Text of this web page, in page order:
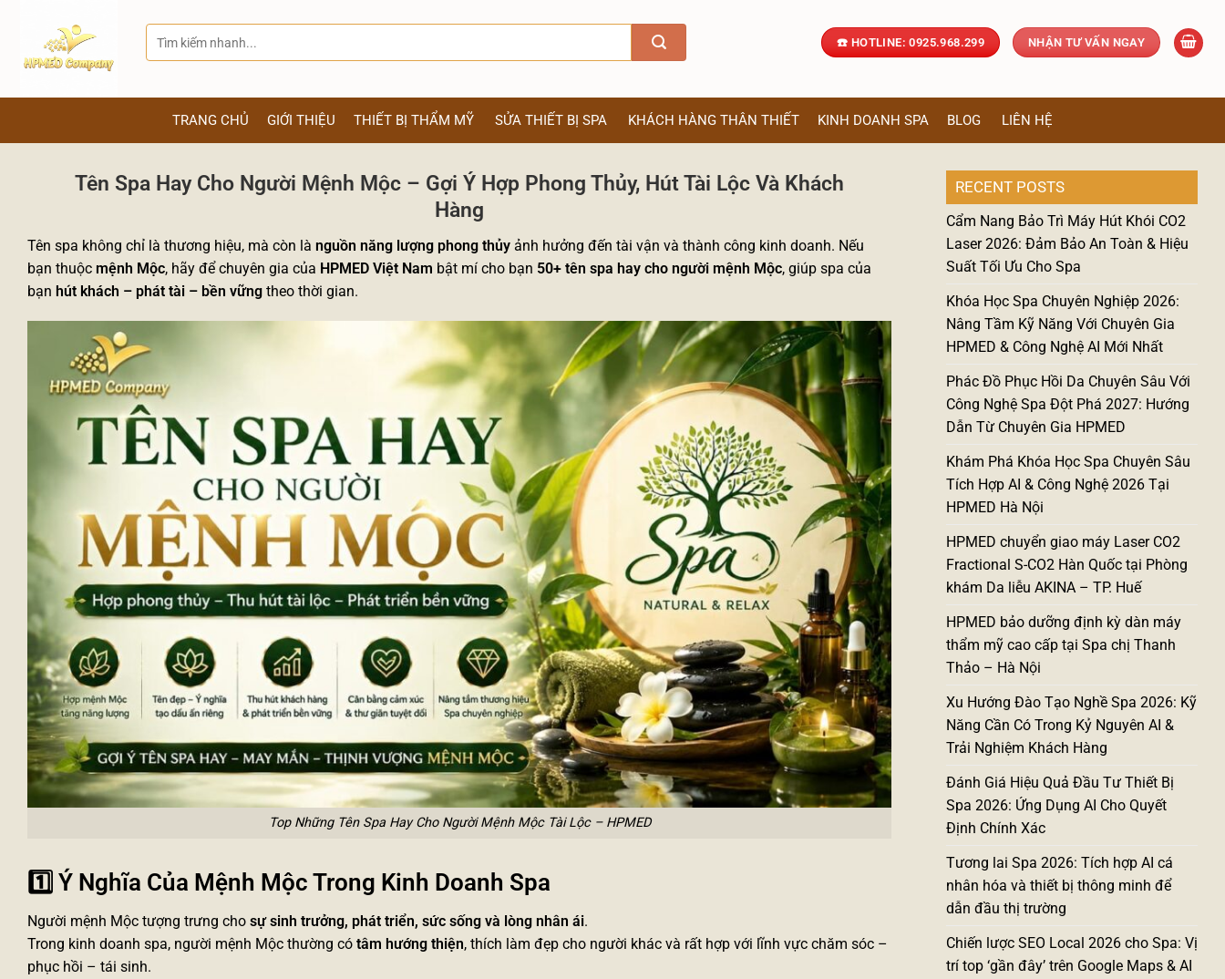
kiếm:
☎️ HOTLINE: 0925.968.299 NHẬN TƯ VẤN NGAY
TRANG CHỦ GIỚI THIỆU THIẾT BỊ THẨM MỸ SỬA THIẾT BỊ SPA KHÁCH HÀNG THÂN THIẾT KINH DOANH SPA BLOG LIÊN HỆ
Tên Spa Hay Cho Người Mệnh Mộc – Gợi Ý Hợp Phong Thủy, Hút Tài Lộc Và Khách
Hàng
Tên spa không chỉ là thương hiệu, mà còn là nguồn năng lượng phong thủy ảnh hưởng đến tài vận và thành công kinh doanh. Nếu
bạn thuộc mệnh Mộc, hãy để chuyên gia của HPMED Việt Nam bật mí cho bạn 50+ tên spa hay cho người mệnh Mộc, giúp spa của
bạn hút khách – phát tài – bền vững theo thời gian.
Top Những Tên Spa Hay Cho Người Mệnh Mộc Tài Lộc – HPMED
1️⃣ Ý Nghĩa Của Mệnh Mộc Trong Kinh Doanh Spa
Người mệnh Mộc tượng trưng cho sự sinh trưởng, phát triển, sức sống và lòng nhân ái.
Trong kinh doanh spa, người mệnh Mộc thường có tâm hướng thiện, thích làm đẹp cho người khác và rất hợp với lĩnh vực chăm sóc –
phục hồi – tái sinh.
RECENT POSTS
Cẩm Nang Bảo Trì Máy Hút Khói CO2
Laser 2026: Đảm Bảo An Toàn & Hiệu
Suất Tối Ưu Cho Spa
Khóa Học Spa Chuyên Nghiệp 2026:
Nâng Tầm Kỹ Năng Với Chuyên Gia
HPMED & Công Nghệ AI Mới Nhất
Phác Đồ Phục Hồi Da Chuyên Sâu Với
Công Nghệ Spa Đột Phá 2027: Hướng
Dẫn Từ Chuyên Gia HPMED
Khám Phá Khóa Học Spa Chuyên Sâu
Tích Hợp AI & Công Nghệ 2026 Tại
HPMED Hà Nội
HPMED chuyển giao máy Laser CO2
Fractional S-CO2 Hàn Quốc tại Phòng
khám Da liễu AKINA – TP. Huế
HPMED bảo dưỡng định kỳ dàn máy
thẩm mỹ cao cấp tại Spa chị Thanh
Thảo – Hà Nội
Xu Hướng Đào Tạo Nghề Spa 2026: Kỹ
Năng Cần Có Trong Kỷ Nguyên AI &
Trải Nghiệm Khách Hàng
Đánh Giá Hiệu Quả Đầu Tư Thiết Bị
Spa 2026: Ứng Dụng AI Cho Quyết
Định Chính Xác
Tương lai Spa 2026: Tích hợp AI cá
nhân hóa và thiết bị thông minh để
dẫn đầu thị trường
Chiến lược SEO Local 2026 cho Spa: Vị
trí top ‘gần đây’ trên Google Maps & AI